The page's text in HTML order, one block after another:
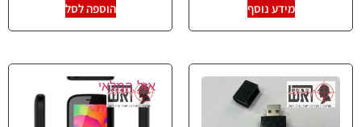
מידע נוסף הוספה לסל
אזל המלאי